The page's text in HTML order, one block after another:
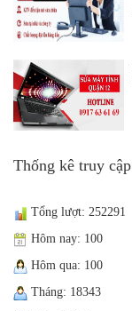
Thống kê truy cập
Tổng lượt: 252291
Hôm nay: 100
Hôm qua: 100
Tháng: 18343